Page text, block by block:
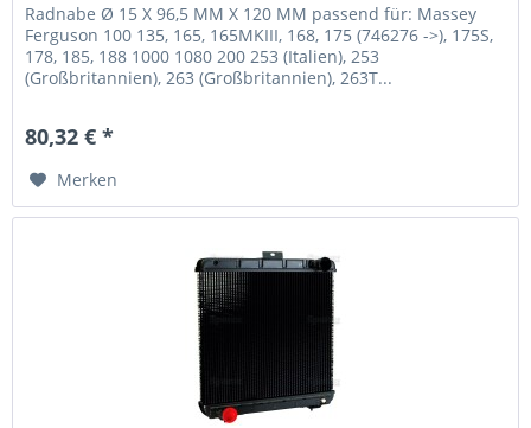
Radnabe Ø 15 X 96,5 MM X 120 MM passend für: Massey
Ferguson 100 135, 165, 165MKIII, 168, 175 (746276 ->), 175S,
178, 185, 188 1000 1080 200 253 (Italien), 253
(Großbritannien), 263 (Großbritannien), 263T...
80,32 € *
Merken